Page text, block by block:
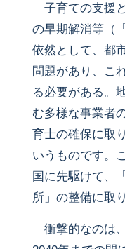
子育ての支援
の早期解消等（
依然として、都
問題があり、こ
る必要がある。
む多様な事業者
育士の確保に取
いうものです。
国に先駆けて、
所」の整備に取
衝撃的なのは